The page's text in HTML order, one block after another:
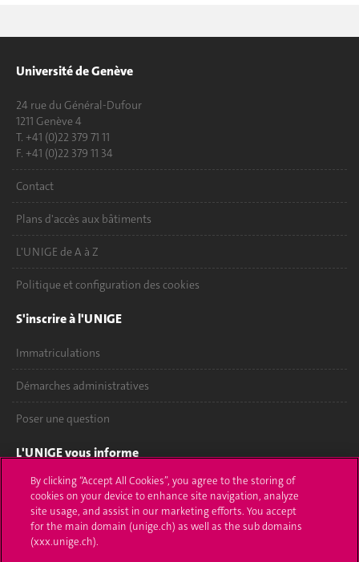
Université de Genève
24 rue du Général-Dufour
1211 Genève 4
T. +41 (0)22 379 71 11
F. +41 (0)22 379 11 34
Contact
Plans d'accès aux bâtiments
L'UNIGE de A à Z
Politique et configuration des cookies
S'inscrire à l'UNIGE
Immatriculations
Démarches administratives
Poser une question
L'UNIGE vous informe
UNIGE Mobile
Médias
Offres d'emploi
By clicking “Accept All Cookies”, you agree to the storing of
cookies on your device to enhance site navigation, analyze
site usage, and assist in our marketing efforts. You accept
for the main domain (unige.ch) as well as the sub domains
(xxx.unige.ch).